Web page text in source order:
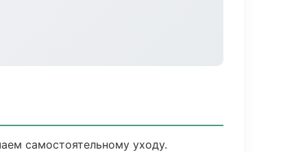
самостоятельному уходу.